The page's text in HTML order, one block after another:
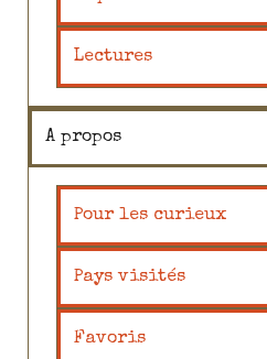
Lectures
A propos
Pour les curieux
Pays visités
Favoris